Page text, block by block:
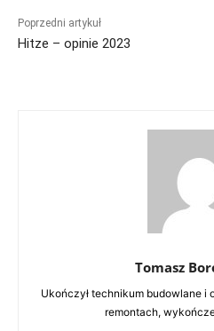
Poprzedni artykuł
Hitze – opinie 2023
Tomasz
Ukończył technikum budowlane i
remontach,